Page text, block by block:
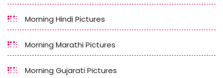
Morning Hindi Pictures
Morning Marathi Pictures
Morning Gujarati Pictures